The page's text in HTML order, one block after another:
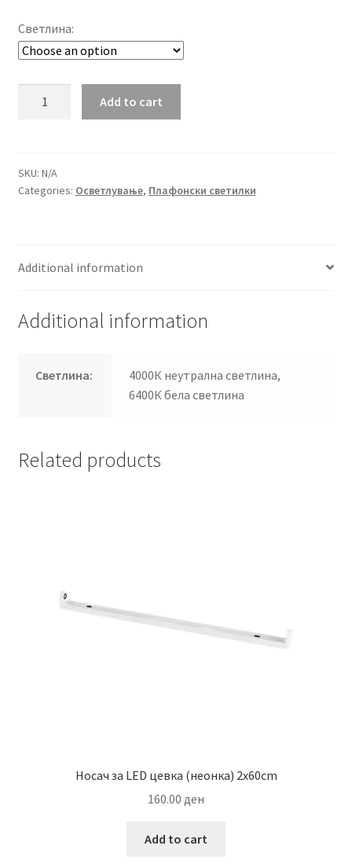
Светлина:
4000K/6400K
надграден
Add to cart
SKU: N/A
Categories: Осветлување, Плафонски светилки
Additional information
Additional information
Светлина:
4000К неутрална светлина,
6400К бела светлина
Related products
Носач за LED цевка (неонка) 2х60cm
160.00 ден
Add to cart